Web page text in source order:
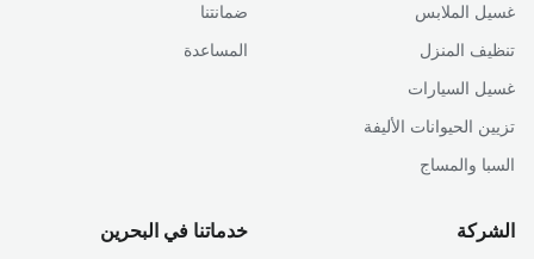
غسيل الملابس
تنظيف المنزل
غسيل السيارات
تزيين الحيوانات الأليفة
السبا والمساج
ضمانتنا
المساعدة
الشركة خدماتنا في البحرين